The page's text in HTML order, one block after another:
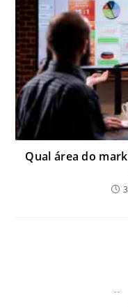
Qual área do